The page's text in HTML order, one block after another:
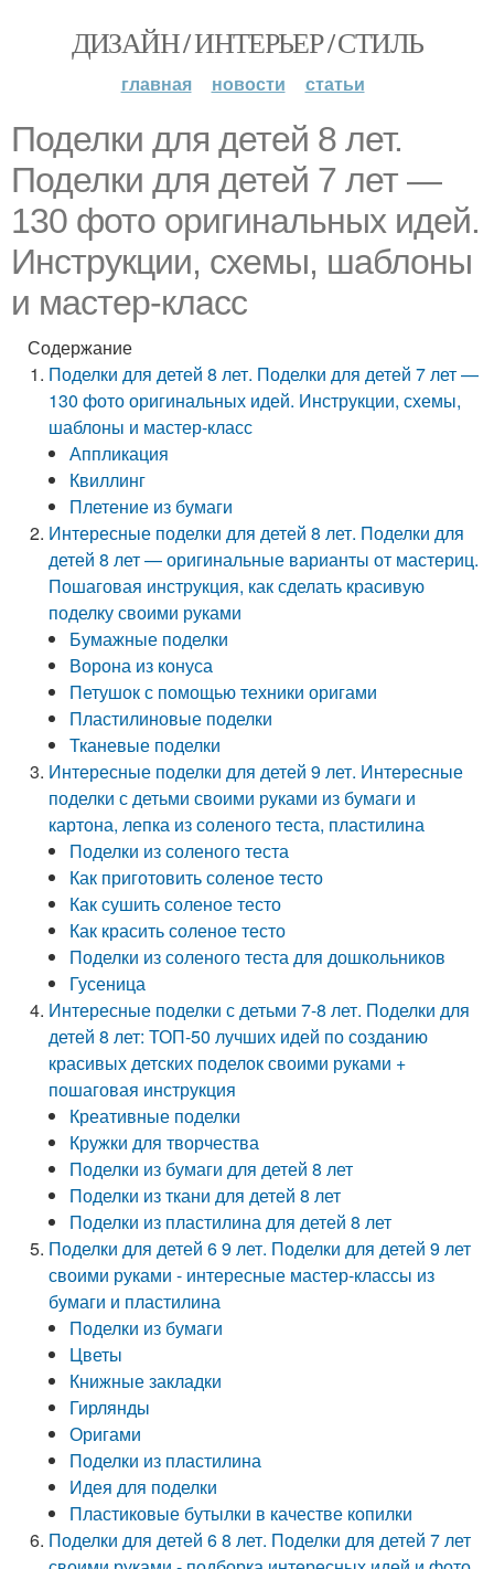
ДИЗАЙН / ИНТЕРЬЕР / СТИЛЬ
главная новости статьи
Поделки для детей 8 лет.
Поделки для детей 7 лет —
130 фото оригинальных идей.
Инструкции, схемы, шаблоны
и мастер-класс
Содержание
Поделки для детей 8 лет. Поделки для детей 7 лет —
130 фото оригинальных идей. Инструкции, схемы,
шаблоны и мастер-класс
Аппликация
Квиллинг
Плетение из бумаги
Интересные поделки для детей 8 лет. Поделки для
детей 8 лет — оригинальные варианты от мастериц.
Пошаговая инструкция, как сделать красивую
поделку своими руками
Бумажные поделки
Ворона из конуса
Петушок с помощью техники оригами
Пластилиновые поделки
Тканевые поделки
Интересные поделки для детей 9 лет. Интересные
поделки с детьми своими руками из бумаги и
картона, лепка из соленого теста, пластилина
Поделки из соленого теста
Как приготовить соленое тесто
Как сушить соленое тесто
Как красить соленое тесто
Поделки из соленого теста для дошкольников
Гусеница
Интересные поделки с детьми 7-8 лет. Поделки для
детей 8 лет: ТОП-50 лучших идей по созданию
красивых детских поделок своими руками +
пошаговая инструкция
Креативные поделки
Кружки для творчества
Поделки из бумаги для детей 8 лет
Поделки из ткани для детей 8 лет
Поделки из пластилина для детей 8 лет
Поделки для детей 6 9 лет. Поделки для детей 9 лет
своими руками - интересные мастер-классы из
бумаги и пластилина
Поделки из бумаги
Цветы
Книжные закладки
Гирлянды
Оригами
Поделки из пластилина
Идея для поделки
Пластиковые бутылки в качестве копилки
Поделки для детей 6 8 лет. Поделки для детей 7 лет